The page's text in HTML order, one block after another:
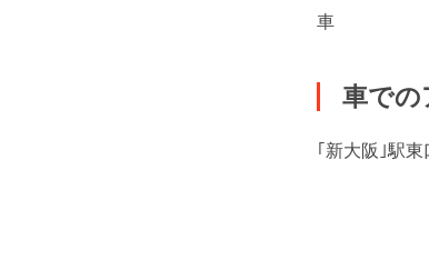
車
車での
｢新大阪｣駅